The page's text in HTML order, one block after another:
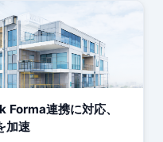
連携に対応、
加速